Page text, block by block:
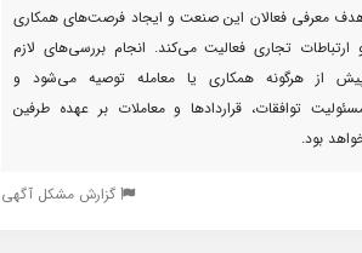
معرفی فعالان این صنعت و ایجاد فرصت‌های همکاری
ارتباطات تجاری فعالیت می‌کند. انجام بررسی‌های لازم
از هرگونه همکاری یا معامله توصیه می‌شود و
توافقات، قراردادها و معاملات بر عهده طرفین
بود.
گزارش مشکل آگهی